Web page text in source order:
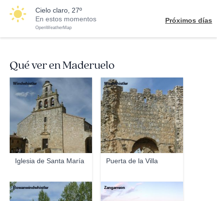
cielo claro, 27º
En estos momentos
OpenWeatherMap
Próximos días
Qué ver en Maderuelo
Iglesia de Santa María
Windwhistler
Puerta de la Villa
Windwhistler
Rowanwindwhistler Zangarreon